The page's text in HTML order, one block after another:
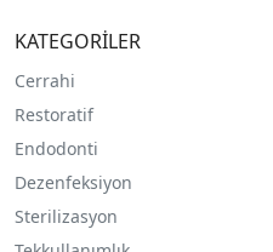
KATEGORİLER
Cerrahi
Restoratif
Endodonti
Dezenfeksiyon
Sterilizasyon